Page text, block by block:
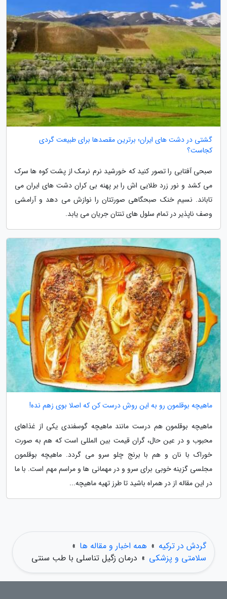
گشتی در دشت های ایران؛ برترین مقصدها برای طبیعت گردی
کجاست؟
صبحی آفتابی را تصور کنید که خورشید نرم نرمک از پشت کوه ها سرک
می کشد و نور زرد طلایی اش را بر پهنه بی کران دشت های ایران می
تاباند. نسیم خنک صبحگاهی صورتتان را نوازش می دهد و آرامشی
وصف ناپذیر در تمام سلول های تنتان جریان می یابد.
ماهیچه بوقلمون رو به این روش درست کن که اصلا بوی زهم نده!
ماهیچه بوقلمون هم درست مانند ماهیچه گوسفندی یکی از غذاهای
محبوب و در عین حال، گران قیمت بین المللی است که هم به صورت
خوراک با نان و هم با برنج چلو سرو می گردد. ماهیچه بوقلمون
مجلسی گزینه خوبی برای سرو و در مهمانی ها و مراسم مهم است. با ما
در این مقاله از در همراه باشید تا طرز تهیه ماهیچه...
گردش در ترکیه » همه اخبار و مقاله ها »
سلامتی و پزشکی » درمان زگیل تناسلی با طب سنتی